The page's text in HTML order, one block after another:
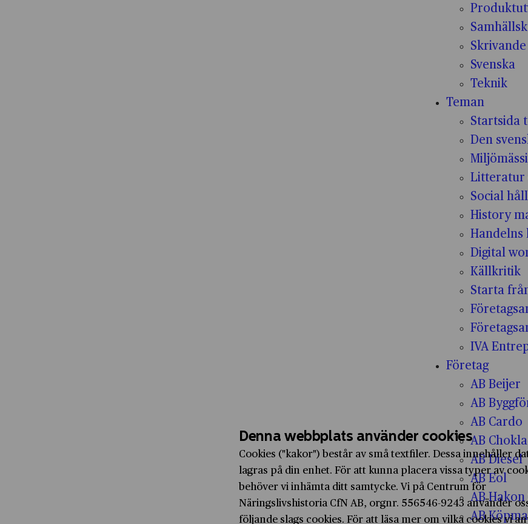
Skrivande
Svenska
Teknik
Teman
Startsida
Den
Litteratur
Social
History
Handelns
Digital
Källkritik
Starta
IVA
Företag
AB Beijer
AB
AB Cardo
AB
AB Diesel
AB Eol
AB Hakon
AB
Denna webbplats använder cookies
Cookies ("kakor") består av små textfiler. Dessa innehåller
lagras på din enhet. För att kunna placera vissa typer av
behöver vi inhämta ditt samtycke. Vi på Centrum för
Näringslivshistoria CfN AB, orgnr. 556546-9243 använder
följande slags cookies. För att läsa mer om vilka cookies vi